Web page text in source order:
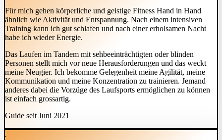
Für mich gehen körperliche und geistige Fitness Hand in Hand
ähnlich wie Aktivität und Entspannung. Nach einem intensiven
Training kann ich gut schlafen und nach einer erholsamen Nacht
habe ich wieder Energie.
Das Laufen im Tandem mit sehbeeinträchtigten oder blinden
Personen stellt mich vor neue Herausforderungen und das weckt
meine Neugier. Ich bekomme Gelegenheit meine Agilität, meine
Kommunikation und meine Konzentration zu trainieren. Jemand
anderes dabei die Vorzüge des Laufsports ermöglichen zu können
ist einfach grossartig.
Guide seit Juni 2021